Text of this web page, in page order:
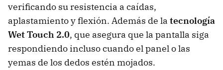
verificando su resistencia a caídas,
aplastamiento y flexión. Además de la tecnología
Wet Touch 2.0, que asegura que la pantalla siga
respondiendo incluso cuando el panel o las
yemas de los dedos estén mojados.